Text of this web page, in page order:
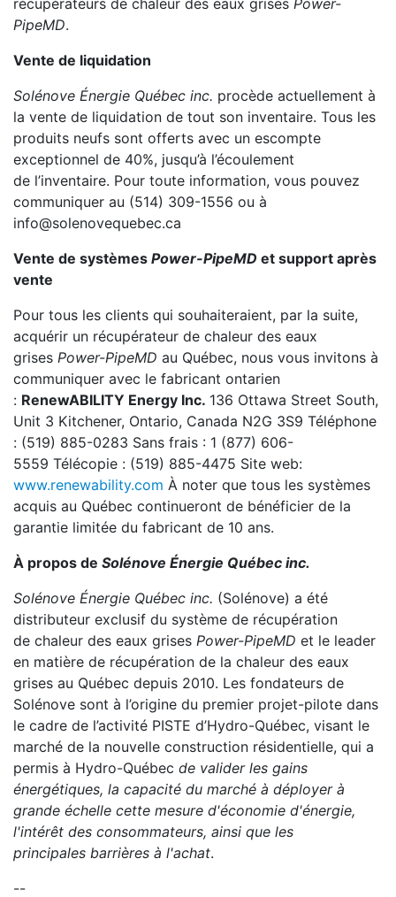
récupérateurs de chaleur des eaux grises Power-
PipeMD.
Vente de liquidation
Solénove Énergie Québec inc. procède actuellement à
la vente de liquidation de tout son inventaire. Tous les
produits neufs sont offerts avec un escompte
exceptionnel de 40%, jusqu’à l’écoulement
de l’inventaire. Pour toute information, vous pouvez
communiquer au (514) 309-1556 ou à
info@solenovequebec.ca
Vente de systèmes Power-PipeMD et support après
vente
Pour tous les clients qui souhaiteraient, par la suite,
acquérir un récupérateur de chaleur des eaux
grises Power-PipeMD au Québec, nous vous invitons à
communiquer avec le fabricant ontarien
: RenewABILITY Energy Inc. 136 Ottawa Street South,
Unit 3 Kitchener, Ontario, Canada N2G 3S9 Téléphone
: (519) 885-0283 Sans frais : 1 (877) 606-
5559 Télécopie : (519) 885-4475 Site web:
www.renewability.com À noter que tous les systèmes
acquis au Québec continueront de bénéficier de la
garantie limitée du fabricant de 10 ans.
À propos de Solénove Énergie Québec inc.
Solénove Énergie Québec inc. (Solénove) a été
distributeur exclusif du système de récupération
de chaleur des eaux grises Power-PipeMD et le leader
en matière de récupération de la chaleur des eaux
grises au Québec depuis 2010. Les fondateurs de
Solénove sont à l’origine du premier projet-pilote dans
le cadre de l’activité PISTE d’Hydro-Québec, visant le
marché de la nouvelle construction résidentielle, qui a
permis à Hydro-Québec de valider les gains
énergétiques, la capacité du marché à déployer à
grande échelle cette mesure d'économie d'énergie,
l'intérêt des consommateurs, ainsi que les
principales barrières à l'achat.
--